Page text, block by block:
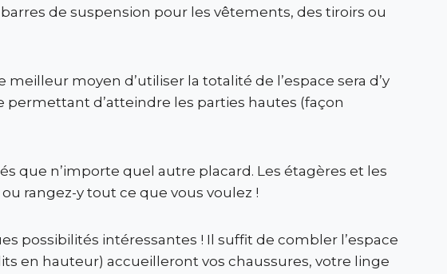
de suspension pour les vêtements, des tiroirs ou
moyen d’utiliser la totalité de l’espace sera d’y
permettant d’atteindre les parties hautes (façon
que n’importe quel autre placard. Les étagères et les
rangez-y tout ce que vous voulez !
possibilités intéressantes ! Il suffit de combler l’espace
en hauteur) accueilleront vos chaussures, votre linge